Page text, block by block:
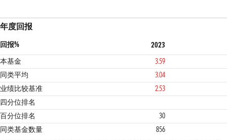
年度回报
回报%
2023
本基金
3.59
同类平均
3.04
业绩比较基准
2.53
四分位排名
2 3
百分位排名
30
同类基金数量
856